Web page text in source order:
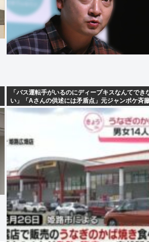
「バス運転手がいるのにディープキスなんてでき
い」「Aさんの供述には矛盾点」元ジャンポケ斉
二側が主張した「同意があった」理由